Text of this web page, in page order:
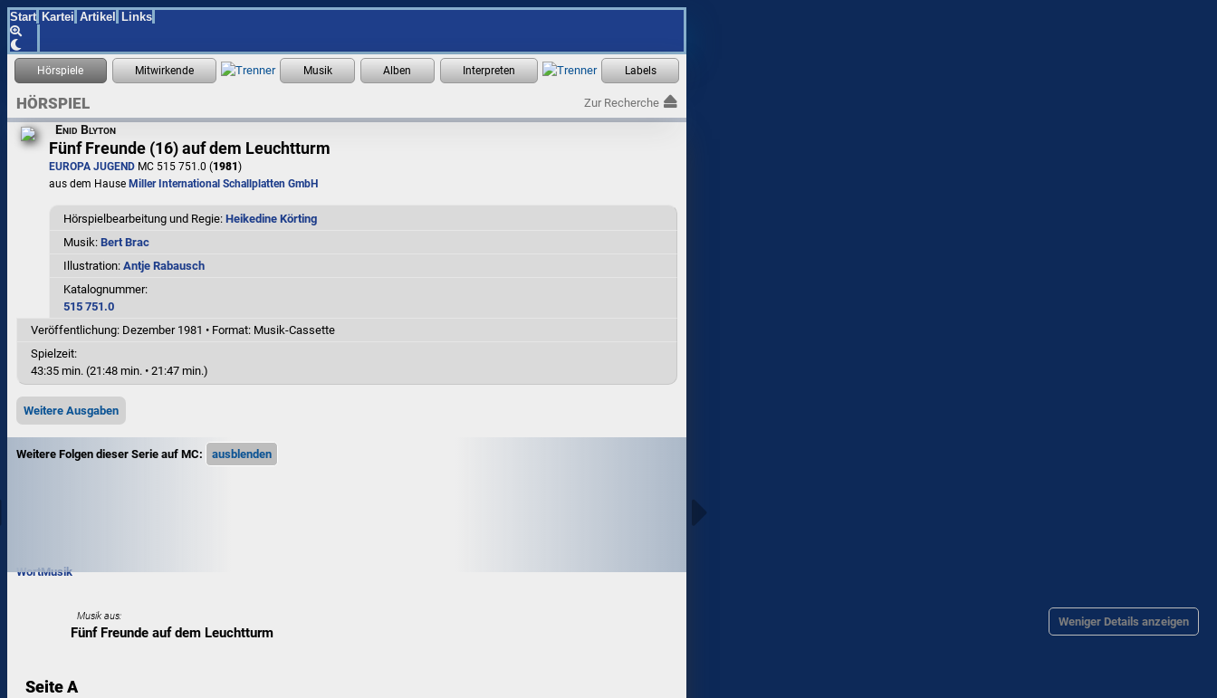
Start Kartei Artikel Links
HÖRSPIEL Zur Recherche
Enid Blyton
Fünf Freunde (16) auf dem Leuchtturm
EUROPA JUGEND MC 515 751.0 (1981)
aus dem Hause Miller International Schallplatten GmbH
Hörspielbearbeitung und Regie: Heikedine Körting
Musik: Bert Brac
Illustration: Antje Rabausch
Katalognummer:
515 751.0
Veröffentlichung: Dezember 1981 • Format: Musik-Cassette
Spielzeit:
43:35 min. (21:48 min. • 21:47 min.)
Weitere Ausgaben
Weitere Folgen dieser Serie auf MC:
WortMusik
Musik aus:
Fünf Freunde auf dem Leuchtturm
Seite A